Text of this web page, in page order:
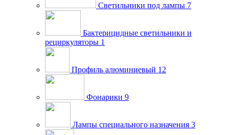
Светильники под лампы 7
Бактерицидные светильники и
рециркуляторы 1
Профиль алюминиевый 12
Фонарики 9
Лампы специального назначения 3